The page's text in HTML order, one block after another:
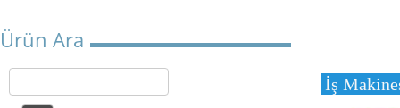
Ürün Ara
İş